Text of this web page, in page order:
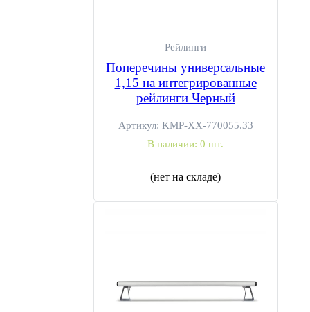
Нужна консультация или
установка?
Подберём багажную систему, проверим совместимость и
10:00–20:00, ежедневно
Рейлинги
Поперечины универсальные
1,15 на интегрированные
рейлинги Черный
Артикул: KMP-ХХ-770055.33
В наличии: 0 шт.
(нет на складе)